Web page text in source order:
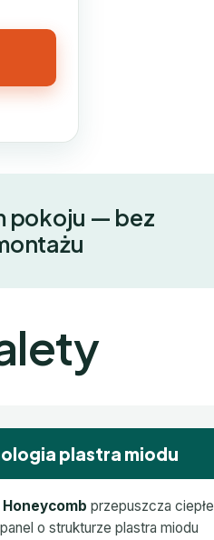
pokoju — bez
plastra miodu
przepuszcza ciepłe
o strukturze plastra miodu